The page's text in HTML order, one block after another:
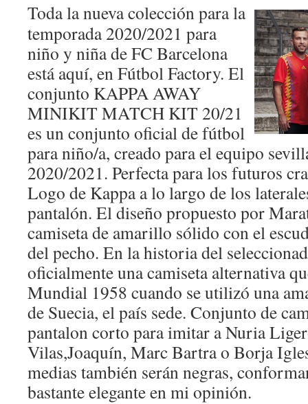
Toda la nueva colección para la
temporada 2020/2021 para
niño y niña de FC Barcelona
está aquí, en Fútbol Factory. El
conjunto KAPPA AWAY
MINIKIT MATCH KIT 20/21
es un conjunto oficial de fútbol
para niño/a, creado para el equipo
2020/2021. Perfecta para los futuros
Logo de Kappa a lo largo de los
pantalón. El diseño propuesto por
camiseta de amarillo sólido con el
del pecho. En la historia del
oficialmente una camiseta alternativa
Mundial 1958 cuando se utilizó una
de Suecia, el país sede. Conjunto de
pantalon corto para imitar a Nuria
Vilas,Joaquín, Marc Bartra o Borja
medias también serán negras,
bastante elegante en mi opinión.